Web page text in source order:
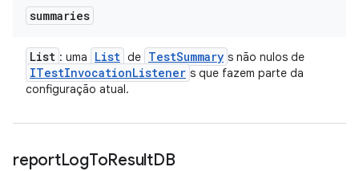
summaries
List : uma List de TestSummary s não nulos de
ITestInvocationListener s que fazem parte da
configuração atual.
reportLogToResultDB